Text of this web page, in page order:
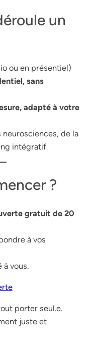
un
ou en présentiel)
sans
adapté à votre
de la
intégratif
?
gratuit de 20
à vos
à vous.
porter seul.e.
juste et